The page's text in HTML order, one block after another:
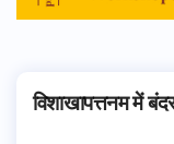
विशाखापत्तनम में